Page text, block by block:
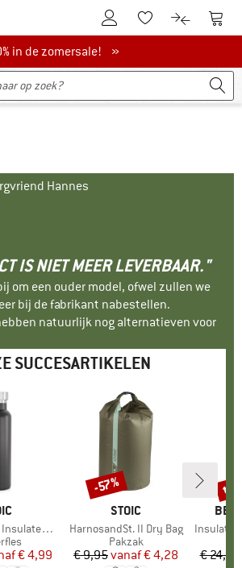
De klantenaccount
Naar deNaar de
in de zomersale!
in de zomersale! »
Hannes
IS NIET MEER LEVERBAAR."
om een ouder model, ofwel zullen we
bij de fabrikant nabestellen.
natuurlijk nog alternatieven voor
SUCCESARTIKELEN
Steel Bottle 500
prijs
€ 4,99
MERK
STOIC
Artikel
HarnosandSt. II Dry Bag
Productgroep
Pakzak
Prijs
€ 9,95 Verlaagde prijs
vanaf€ 4,28
Korting
-57%
Artikel
Insulated
€ 24,95
tot